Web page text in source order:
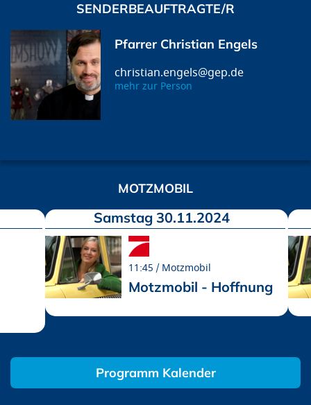
SENDERBEAUFTRAGTE/R
Pfarrer Christian Engels
christian.engels@gep.de
mehr zur Person
MOTZMOBIL
Samstag 30.11.2024
11:45 Motzmobil
Motzmobil - Hoffnung
Programm Kalender